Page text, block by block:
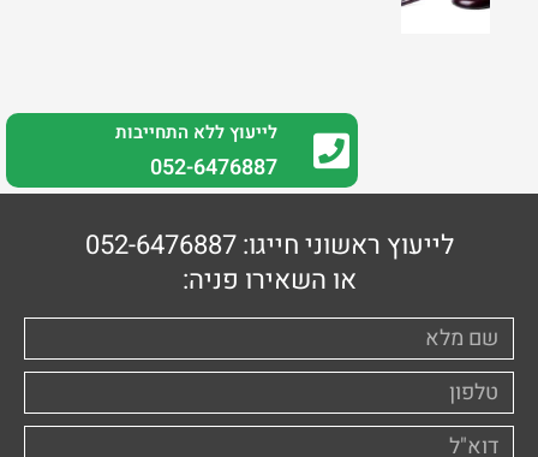
לייעוץ ללא התחייבות
052-6476887
לייעוץ ראשוני חייגו: 052-6476887
או השאירו פניה: